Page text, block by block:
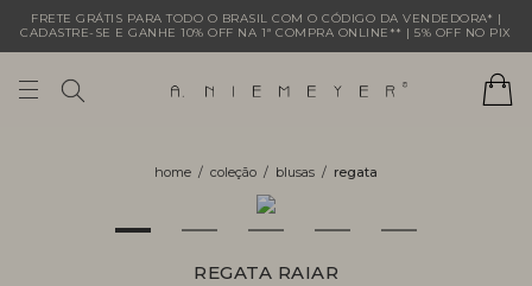
FRETE GRÁTIS PARA TODO O BRASIL COM O CÓDIGO DA VENDEDORA* |
CADASTRE-SE E GANHE 10% OFF NA 1ª COMPRA ONLINE** | 5% OFF NO PIX
coleção blusas regata
REGATA RAIAR